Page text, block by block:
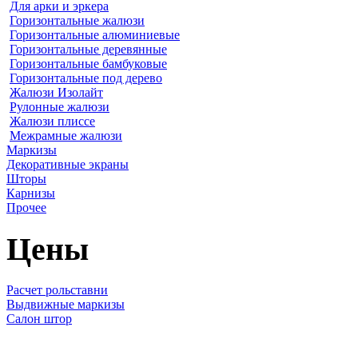
Для арки и эркера
Горизонтальные жалюзи
Горизонтальные алюминиевые
Горизонтальные деревянные
Горизонтальные бамбуковые
Горизонтальные под дерево
Жалюзи Изолайт
Рулонные жалюзи
Жалюзи плиссе
Межрамные жалюзи
Маркизы
Декоративные экраны
Шторы
Карнизы
Прочее
Цены
Расчет рольставни
Выдвижные маркизы
Салон штор